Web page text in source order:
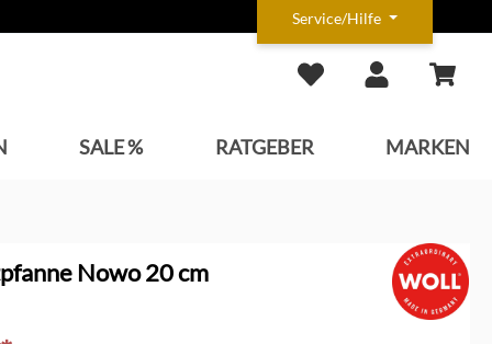
Service/Hilfe
SALE % RATGEBER MARKEN
Nowo 20 cm